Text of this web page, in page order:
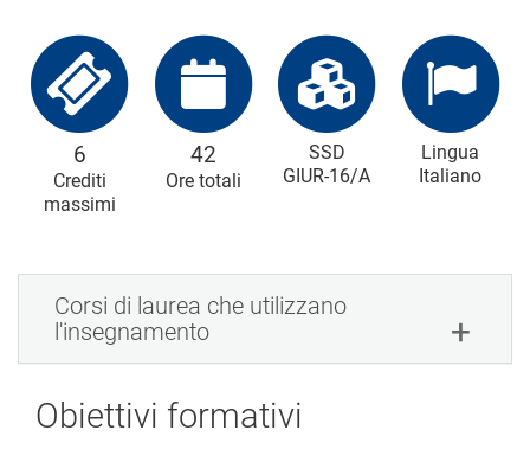
6
Crediti
massimi
42
Ore totali
SSD
GIUR-16/A
Lingua
Italiano
Corsi di laurea che utilizzano
l'insegnamento
Obiettivi formativi